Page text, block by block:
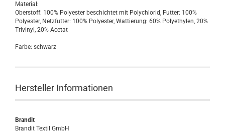
Material:
Oberstoff: 100% Polyester beschichtet mit Polychlorid, Futter: 100%
Polyester, Netzfutter: 100% Polyester, Wattierung: 60% Polyethylen, 20%
Trivinyl, 20% Acetat
Farbe: schwarz
Hersteller Informationen
Brandit
Brandit Textil GmbH